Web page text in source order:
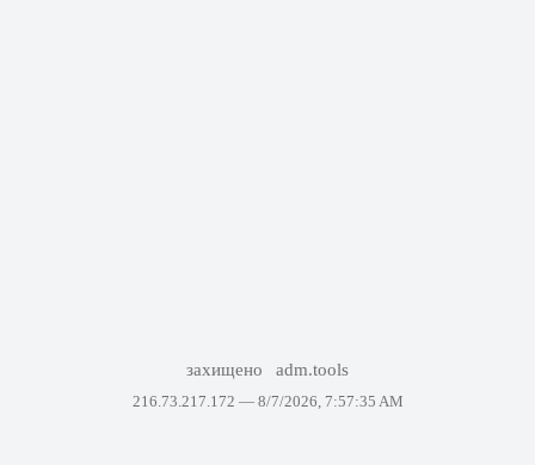
захищено adm.tools
216.73.217.172 — 8/7/2026, 7:57:35 AM